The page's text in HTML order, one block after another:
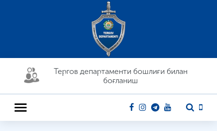
Тергов департaменти бошлиғи билан
боғланиш